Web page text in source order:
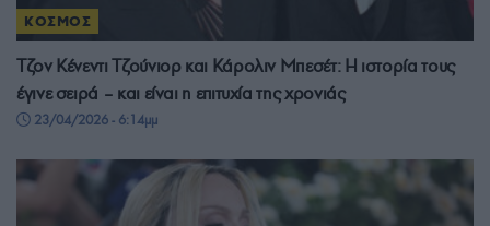
ΚΟΣΜΟΣ
Τζον Κένεντι Τζούνιορ και Κάρολιν Μπεσέτ: Η ιστορία τους
έγινε σειρά – και είναι η επιτυχία της χρονιάς
23/04/2026 - 6:14μμ